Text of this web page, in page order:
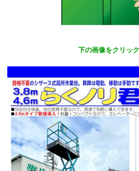
下の画像をクリック